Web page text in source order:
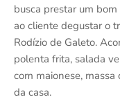
busca prestar um
ao cliente degustar o
Rodízio de Galeto.
polenta frita, salada
com maionese,
da casa.